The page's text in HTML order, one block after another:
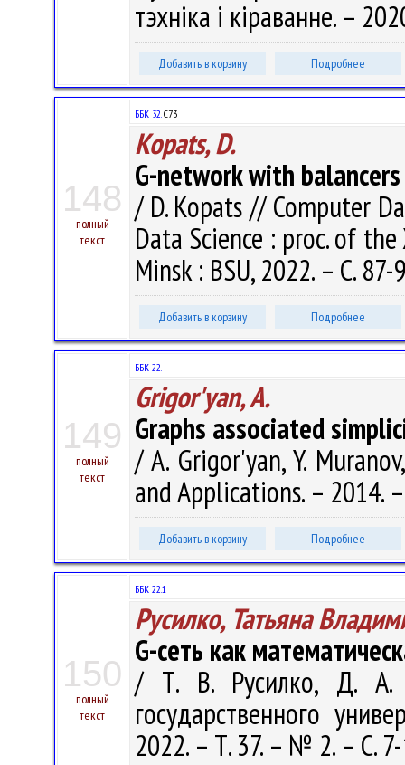
тэхніка і кіраванне. –
Добавить в корзину Подробнее
148
полный
текст
ББК 32.C73
Kopats, D.
G-network with balancers
/ D. Kopats // Computer
Data Science : proc. of
Minsk : BSU, 2022. – С.
Добавить в корзину Подробнее
149
полный
текст
ББК 22.
Grigor'yan, A.
Graphs associated
/ A. Grigor'yan, Y.
and Applications. – 2014.
Добавить в корзину Подробнее
150
полный
текст
ББК 22.1
Русилко, Татьяна
G-сеть как
/ Т. В. Русилко, Д. А.
государственного
2022. – Т. 37. – № 2. – С.